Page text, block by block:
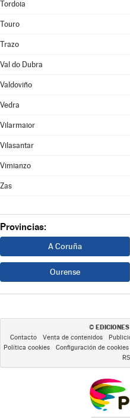
Tordoia
Touro
Trazo
Val do Dubra
Valdoviño
Vedra
Vilarmaior
Vilasantar
Vimianzo
Zas
Provincias:
A Coruña
Ourense
©
Contacto Venta de contenidos
Política cookies
Configuración de cookies